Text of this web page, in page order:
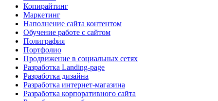
Копирайтинг
Маркетинг
Наполнение сайта контентом
Обучение работе с сайтом
Полиграфия
Портфолио
Продвижение в социальных сетях
Разработка Landing-page
Разработка дизайна
Разработка интернет-магазина
Разработка корпоративного сайта